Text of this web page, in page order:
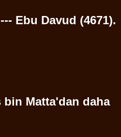
Ebu Davud (4671).
bin Matta'dan daha